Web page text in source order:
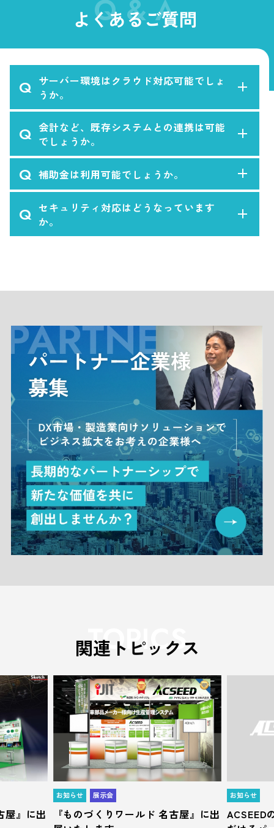
Q & A
よくあるご質問
Q サーバー環境はクラウド対応可能でしょ
うか。
Q 会計など、既存システムとの連携は可能
でしょうか。
Q 補助金は利用可能でしょうか。
Q セキュリティ対応はどうなっています
か。
TOPICS
関連トピックス
屋』に出
お知らせ 展示会
『ものづくりワールド 名古屋』に出
お知らせ
ACSEED